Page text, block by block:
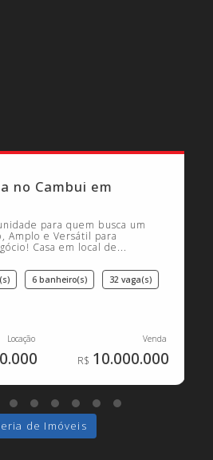
no Cambui em
para quem busca um
Amplo e Versátil para
Casa em local de...
6 banheiro(s) 32 vaga(s)
10.000.000
de Imóveis